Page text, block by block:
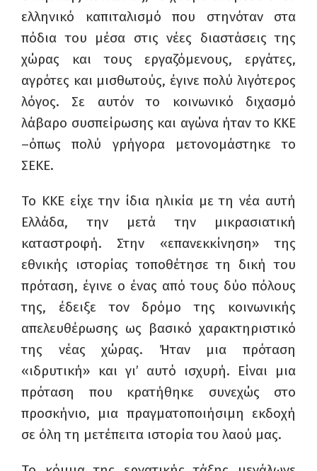
ελληνικό καπιταλισμό που στηνόταν στα
πόδια του μέσα στις νέες διαστάσεις της
χώρας και τους εργαζόμενους, εργάτες,
αγρότες και μισθωτούς, έγινε πολύ λιγότερος
λόγος. Σε αυτόν το κοινωνικό διχασμό
λάβαρο συσπείρωσης και αγώνα ήταν το ΚΚΕ
–όπως πολύ γρήγορα μετονομάστηκε το
ΣΕΚΕ.
Το ΚΚΕ είχε την ίδια ηλικία με τη νέα αυτή
Ελλάδα, την μετά την μικρασιατική
καταστροφή. Στην «επανεκκίνηση» της
εθνικής ιστορίας τοποθέτησε τη δική του
πρόταση, έγινε ο ένας από τους δύο πόλους
της, έδειξε τον δρόμο της κοινωνικής
απελευθέρωσης ως βασικό χαρακτηριστικό
της νέας χώρας. Ήταν μια πρόταση
«ιδρυτική» και γι’ αυτό ισχυρή. Είναι μια
πρόταση που κρατήθηκε συνεχώς στο
προσκήνιο, μια πραγματοποιήσιμη εκδοχή
σε όλη τη μετέπειτα ιστορία του λαού μας.